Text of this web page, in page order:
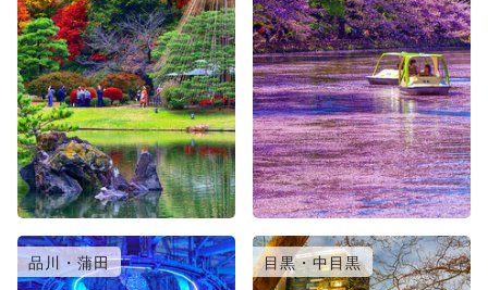
品川・蒲田 目黒・中目黒